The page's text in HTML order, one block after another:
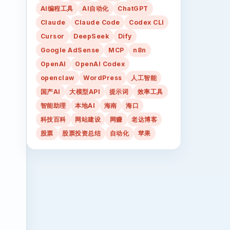
AI编程工具 AI自动化
ChatGPT
Claude
Claude Code
Codex CLI
Cursor
DeepSeek
Dify
Google AdSense
MCP
n8n
OpenAI
OpenAI Codex
openclaw
WordPress
人工智能
国产AI
大模型API 提示词
效率工具
智能助理
本地AI 海南
海口
科技百科
网站建设 网赚
老达博客
股票
股票投资总结 自动化 苹果